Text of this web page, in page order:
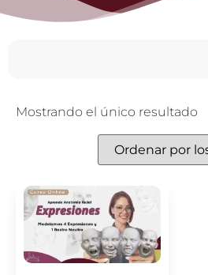
Mostrando el único resultado